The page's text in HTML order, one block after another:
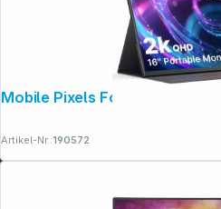
Mobile
Artikel-Nr.:190572